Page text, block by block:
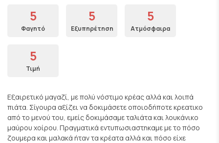
5
Φαγητό
5
Εξυπηρέτηση
5
Ατμόσφαιρα
5
Τιμή
Εξαιρετικό μαγαζί, με πολύ νόστιμο κρέας αλλά και λοιπά
πιάτα. Σίγουρα αξίζει να δοκιμάσετε οποιοδήποτε κρεατικο
από το μενού του, εμείς δοκιμάσαμε ταλιάτα και λουκάνικο
μαύρου χοίρου. Πραγματικά εντυπωσιαστηκαμε με το πόσο
ζουμερα και μαλακά ήταν τα κρέατα αλλά και πόσο είχε